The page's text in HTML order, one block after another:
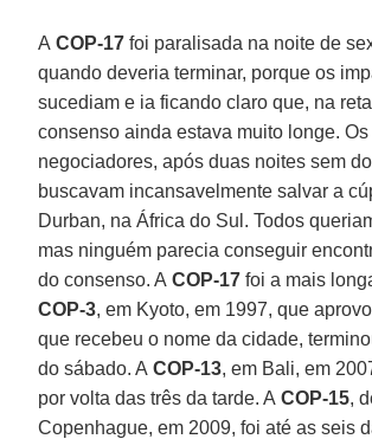
A COP-17 foi paralisada na noite de
quando deveria terminar, porque os
sucediam e ia ficando claro que, na
consenso ainda estava muito longe. Os
negociadores, após duas noites sem
buscavam incansavelmente salvar a
Durban, na África do Sul. Todos
mas ninguém parecia conseguir
do consenso. A COP-17 foi a mais
COP-3, em Kyoto, em 1997, que
que recebeu o nome da cidade,
do sábado. A COP-13, em Bali, em
por volta das três da tarde. A COP-15,
Copenhague, em 2009, foi até as seis